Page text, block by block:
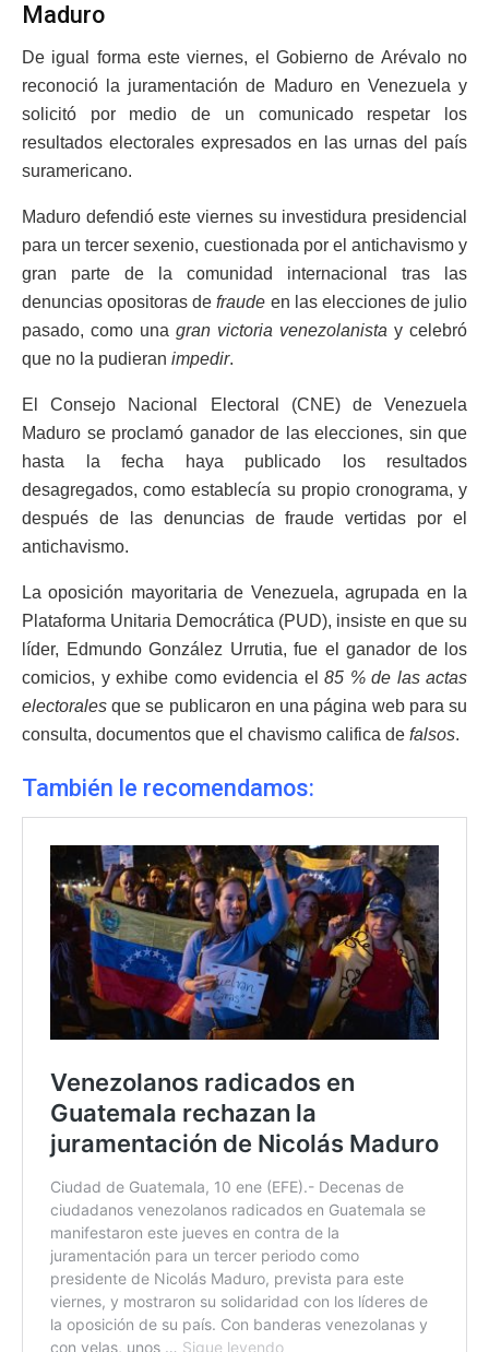
Maduro
De igual forma este viernes, el Gobierno de Arévalo no
reconoció la juramentación de Maduro en Venezuela y
solicitó por medio de un comunicado respetar los
resultados electorales expresados en las urnas del país
suramericano.
Maduro defendió este viernes su investidura presidencial
para un tercer sexenio, cuestionada por el antichavismo y
gran parte de la comunidad internacional tras las
denuncias opositoras defraude en las elecciones de julio
pasado, como una gran victoria venezolanista y celebró
que no la pudieran impedir.
El Consejo Nacional Electoral (CNE) de Venezuela
Maduro se proclamó ganador de las elecciones, sin que
hasta la fecha haya publicado los resultados
desagregados, como establecía su propio cronograma, y
después de las denuncias de fraude vertidas por el
antichavismo.
La oposición mayoritaria de Venezuela, agrupada en la
Plataforma Unitaria Democrática (PUD), insiste en que su
líder, Edmundo González Urrutia, fue el ganador de los
comicios, y exhibe como evidencia el 85 % de las actas
electorales que se publicaron en una página web para su
consulta, documentos que el chavismo califica de falsos.
También le recomendamos: